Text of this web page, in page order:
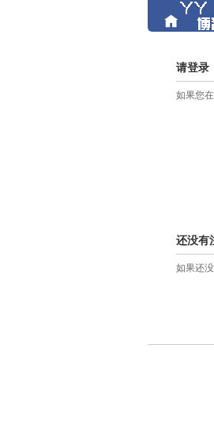
请登录
如果您
还没有
如果还